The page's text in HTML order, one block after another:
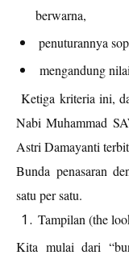
berwarna,
penuturannya
mengandung
Ketiga kriteria ini,
Nabi Muhammad
Astri Damayanti
Bunda penasaran
satu per satu.
Tampilan (the
Kita mulai dari